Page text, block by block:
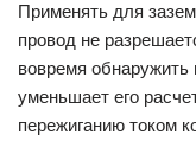
Применять для
провод не
вовремя обнаружить
уменьшает его
пережиганию током